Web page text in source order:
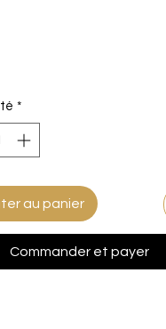
*
au panier
Commander et payer